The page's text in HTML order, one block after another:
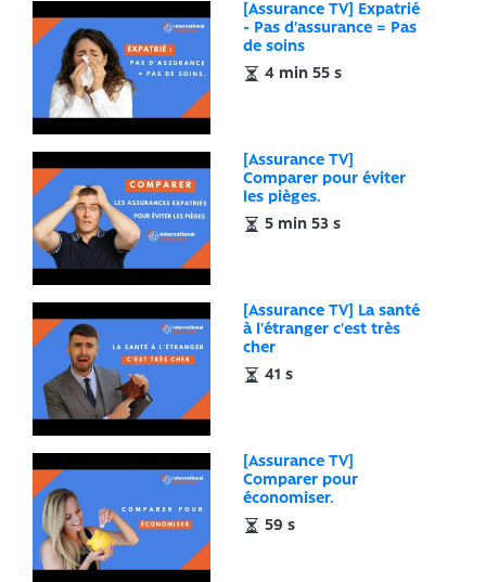
[Assurance TV] Expatrié
- Pas d'assurance = Pas
de soins
4 min 55 s
[Assurance TV]
Comparer pour éviter
les pièges.
5 min 53 s
[Assurance TV] La santé
à l'étranger c'est très
cher
41 s
[Assurance TV]
Comparer pour
économiser.
59 s